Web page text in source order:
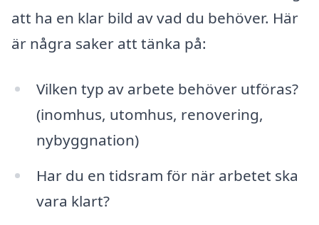
att ha en klar bild av vad du behöver. Här
är några saker att tänka på:
Vilken typ av arbete behöver utföras?
(inomhus, utomhus, renovering,
nybyggnation)
Har du en tidsram för när arbetet ska
vara klart?